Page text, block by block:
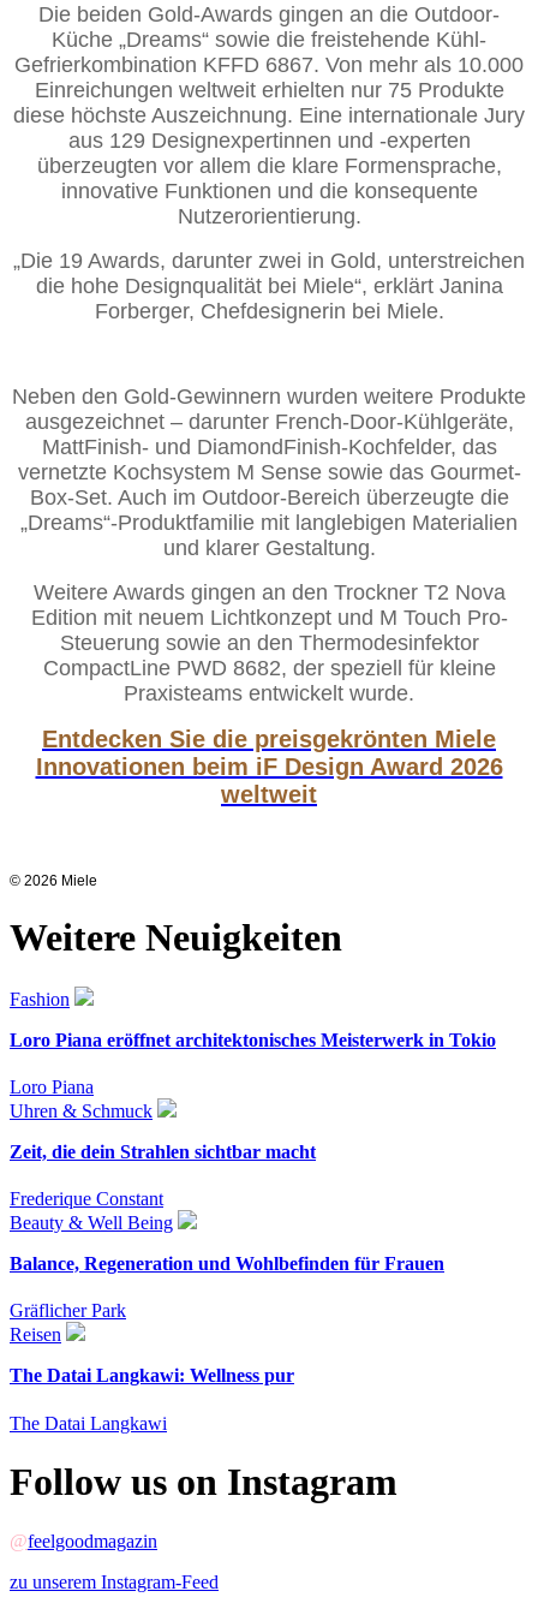
Die beiden Gold-Awards gingen an die Outdoor-
Küche „Dreams“ sowie die freistehende Kühl-
Gefrierkombination KFFD 6867. Von mehr als 10.000
Einreichungen weltweit erhielten nur 75 Produkte
diese höchste Auszeichnung. Eine internationale Jury
aus 129 Designexpertinnen und -experten
überzeugten vor allem die klare Formensprache,
innovative Funktionen und die konsequente
Nutzerorientierung.
„Die 19 Awards, darunter zwei in Gold, unterstreichen
die hohe Designqualität bei Miele“, erklärt Janina
Forberger, Chefdesignerin bei Miele.
Neben den Gold-Gewinnern wurden weitere Produkte
ausgezeichnet – darunter French-Door-Kühlgeräte,
MattFinish- und DiamondFinish-Kochfelder, das
vernetzte Kochsystem M Sense sowie das Gourmet-
Box-Set. Auch im Outdoor-Bereich überzeugte die
„Dreams“-Produktfamilie mit langlebigen Materialien
und klarer Gestaltung.
Weitere Awards gingen an den Trockner T2 Nova
Edition mit neuem Lichtkonzept und M Touch Pro-
Steuerung sowie an den Thermodesinfektor
CompactLine PWD 8682, der speziell für kleine
Praxisteams entwickelt wurde.
Entdecken Sie die preisgekrönten Miele
Innovationen beim iF Design Award 2026
weltweit
© 2026 Miele
Weitere Neuigkeiten
Fashion
Loro Piana eröffnet architektonisches Meisterwerk in Tokio
Loro Piana
Uhren & Schmuck
Zeit, die dein Strahlen sichtbar macht
Frederique Constant
Beauty & Well Being
Balance, Regeneration und Wohlbefinden für Frauen
Gräflicher Park
Reisen
The Datai Langkawi: Wellness pur
The Datai Langkawi
Follow us on Instagram
@feelgoodmagazin
zu unserem Instagram-Feed